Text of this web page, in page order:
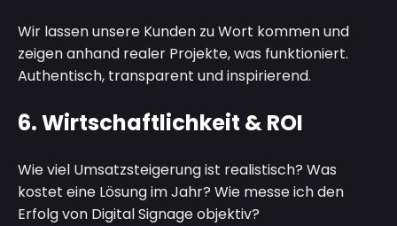
Wir lassen unsere Kunden zu Wort kommen und
zeigen anhand realer Projekte, was funktioniert.
Authentisch, transparent und inspirierend.
6.Wirtschaftlichkeit & ROI
Wie viel Umsatzsteigerung ist realistisch? Was
kostet eine Lösung im Jahr? Wie messe ich den
Erfolg von Digital Signage objektiv?